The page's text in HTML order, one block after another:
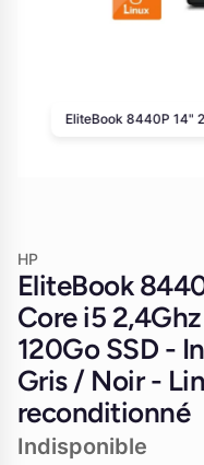
EliteBook 8440P 14"
HP
EliteBook
Core i5
120Go SSD -
Gris / Noir -
reconditionné
Indisponible